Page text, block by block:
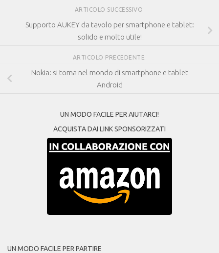
ARTICOLO SUCCESSIVO
Supporto AUKEY da tavolo per smartphone e tablet:
solido e molto utile!
ARTICOLO PRECEDENTE
Nokia: si torna nel mondo di smartphone e tablet
Android
UN MODO FACILE PER AIUTARCI!
ACQUISTA DAI LINK SPONSORIZZATI
UN MODO FACILE PER PARTIRE